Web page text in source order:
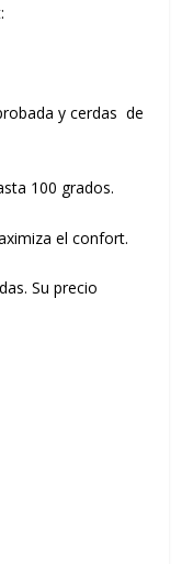
y cerdas de
100 grados.
el confort.
Su precio